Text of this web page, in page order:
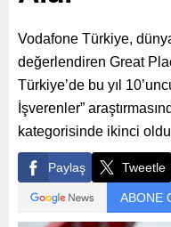
Vodafone Türkiye,
değerlendiren Great
Türkiye’de bu yıl
İşverenler”
kategorisinde ikinci
Paylaş Tweetle
ABONE